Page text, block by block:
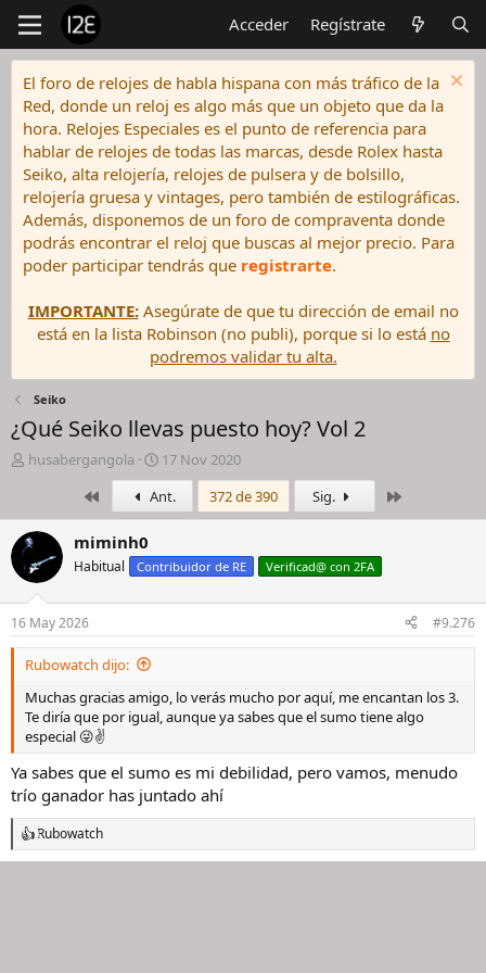
Acceder Regístrate
El foro de relojes de habla hispana con más tráfico de la
Red, donde un reloj es algo más que un objeto que da la
hora. Relojes Especiales es el punto de referencia para
hablar de relojes de todas las marcas, desde Rolex hasta
Seiko, alta relojería, relojes de pulsera y de bolsillo,
relojería gruesa y vintages, pero también de estilográficas.
Además, disponemos de un foro de compraventa donde
podrás encontrar el reloj que buscas al mejor precio. Para
poder participar tendrás que registrarte.
IMPORTANTE:Asegúrate de que tu dirección de email no
está en la lista Robinson (no publi), porque si lo está no
podremos validar tu alta.
Seiko
¿Qué Seiko llevas puesto hoy? Vol 2
I
c
i
d
o
r
d
e
l
h
i
l
o
husabergangola
F
e
c
h
d
e
i
c
o
17 Nov 2020
PrimeroAnt. 372 de 390 Sig.
miminh0
Habitual Contribuidor de RE Verificad@ con 2FA
16 May 2026 #9.276
Rubowatch dijo:
Muchas gracias amigo, lo verás mucho por aquí, me encantan los 3.
Te diría que por igual, aunque ya sabes que el sumo tiene algo
especial 😜✌️
Ya sabes que el sumo es mi debilidad, pero vamos, menudo
trío ganador has juntado ahí
R
e
Rubowatch